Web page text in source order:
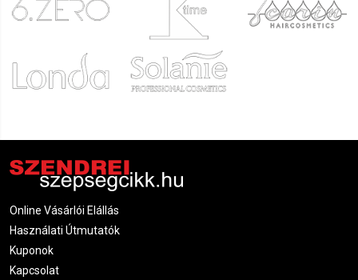
Online Vásárlói Elállás
Használati Útmutatók
Kuponok
Kapcsolat